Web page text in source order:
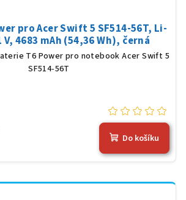
pro Acer Swift 5 SF514-56T, Li-
4683 mAh (54,36 Wh), černá
T6 Power pro notebook Acer Swift 5
SF514-56T
Do košíku